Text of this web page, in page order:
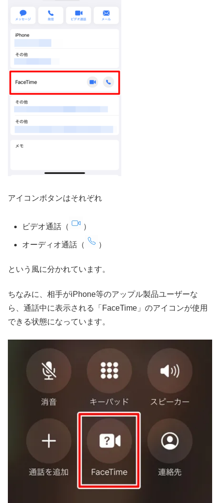
アイコンボタンはそれぞれ
ビデオ通話（ ）
オーディオ通話（ ）
という風に分かれています。
ちなみに、相手がiPhone等のアップル製品ユーザーな
ら、通話中に表示される「FaceTime」のアイコンが使用
できる状態になっています。